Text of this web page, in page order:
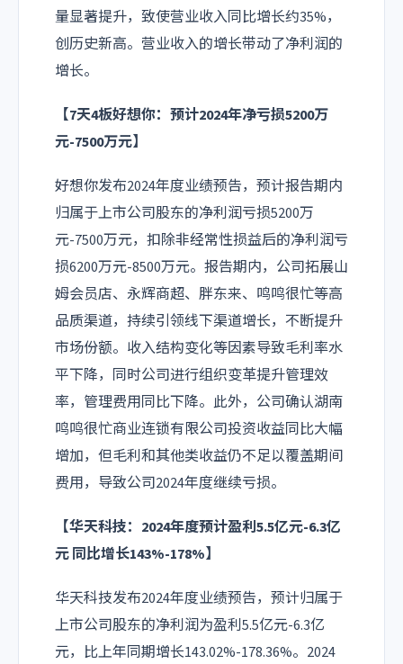
量显著提升，致使营业收入同比增长约35%，
创历史新高。营业收入的增长带动了净利润的
增长。
【7天4板好想你：预计2024年净亏损5200万
元-7500万元】
好想你发布2024年度业绩预告，预计报告期内
归属于上市公司股东的净利润亏损5200万
元-7500万元，扣除非经常性损益后的净利润亏
损6200万元-8500万元。报告期内，公司拓展山
姆会员店、永辉商超、胖东来、鸣鸣很忙等高
品质渠道，持续引领线下渠道增长，不断提升
市场份额。收入结构变化等因素导致毛利率水
平下降，同时公司进行组织变革提升管理效
率，管理费用同比下降。此外，公司确认湖南
鸣鸣很忙商业连锁有限公司投资收益同比大幅
增加，但毛利和其他类收益仍不足以覆盖期间
费用，导致公司2024年度继续亏损。
【华天科技：2024年度预计盈利5.5亿元-6.3亿
元 同比增长143%-178%】
华天科技发布2024年度业绩预告，预计归属于
上市公司股东的净利润为盈利5.5亿元-6.3亿
元，比上年同期增长143.02%-178.36%。2024